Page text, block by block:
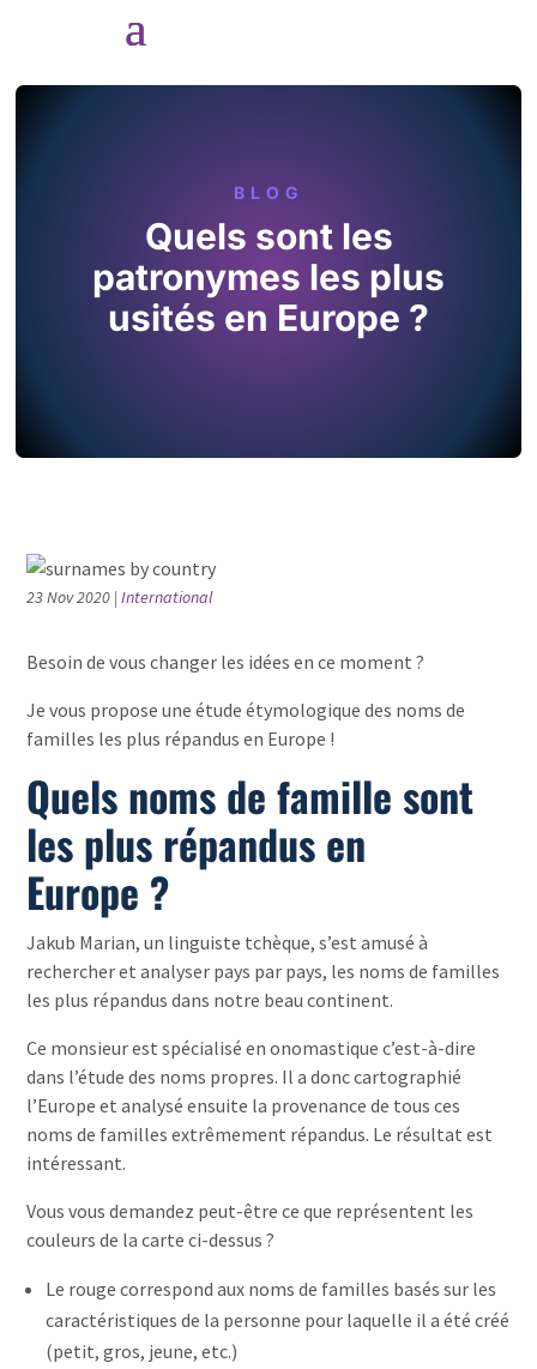
BLOG
Quels sont les
patronymes les plus
usités en Europe ?
23 Nov 2020 |International
Besoin de vous changer les idées en ce moment ?
Je vous propose une étude étymologique des noms de
familles les plus répandus en Europe !
Quels noms de famille sont
les plus répandus en
Europe ?
Jakub Marian, un linguiste tchèque, s’est amusé à
rechercher et analyser pays par pays, les noms de familles
les plus répandus dans notre beau continent.
Ce monsieur est spécialisé en onomastique c’est-à-dire
dans l’étude des noms propres. Il a donc cartographié
l’Europe et analysé ensuite la provenance de tous ces
noms de familles extrêmement répandus. Le résultat est
intéressant.
Vous vous demandez peut-être ce que représentent les
couleurs de la carte ci-dessus ?
Le rouge correspond aux noms de familles basés sur les
caractéristiques de la personne pour laquelle il a été créé
(petit, gros, jeune, etc.)